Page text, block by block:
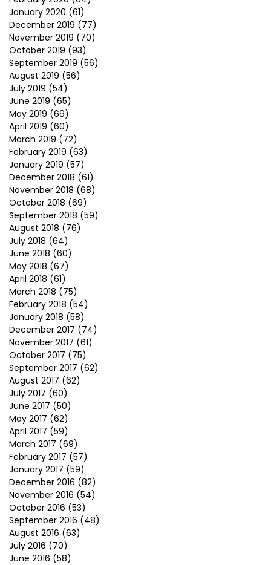
January 2020 (61)
December 2019 (77)
November 2019 (70)
October 2019 (93)
September 2019 (56)
August 2019 (56)
July 2019 (54)
June 2019 (65)
May 2019 (69)
April 2019 (60)
March 2019 (72)
February 2019 (63)
January 2019 (57)
December 2018 (61)
November 2018 (68)
October 2018 (69)
September 2018 (59)
August 2018 (76)
July 2018 (64)
June 2018 (60)
May 2018 (67)
April 2018 (61)
March 2018 (75)
February 2018 (54)
January 2018 (58)
December 2017 (74)
November 2017 (61)
October 2017 (75)
September 2017 (62)
August 2017 (62)
July 2017 (60)
June 2017 (50)
May 2017 (62)
April 2017 (59)
March 2017 (69)
February 2017 (57)
January 2017 (59)
December 2016 (82)
November 2016 (54)
October 2016 (53)
September 2016 (48)
August 2016 (63)
July 2016 (70)
June 2016 (58)